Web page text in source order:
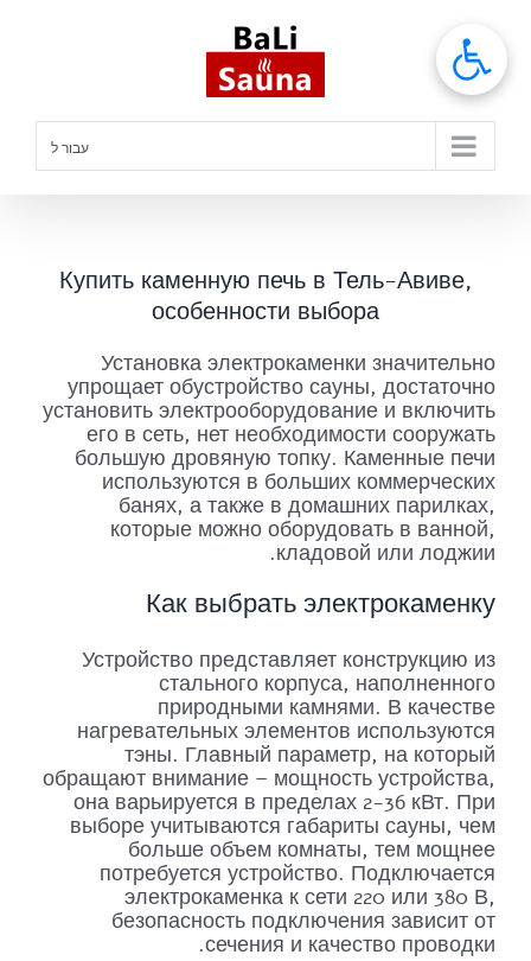
עבור ל
Купить каменную печь в Тель-Авиве,
особенности выбора
Установка электрокаменки значительно
упрощает обустройство сауны, достаточно
установить электрооборудование и включить
его в сеть, нет необходимости сооружать
большую дровяную топку. Каменные печи
используются в больших коммерческих
банях, а также в домашних парилках,
которые можно оборудовать в ванной,
кладовой или лоджии.
Как выбрать электрокаменку
Устройство представляет конструкцию из
стального корпуса, наполненного
природными камнями. В качестве
нагревательных элементов используются
тэны. Главный параметр, на который
обращают внимание – мощность устройства,
она варьируется в пределах 2-36 кВт. При
выборе учитываются габариты сауны, чем
больше объем комнаты, тем мощнее
потребуется устройство. Подключается
электрокаменка к сети 220 или 380 В,
безопасность подключения зависит от
сечения и качество проводки.